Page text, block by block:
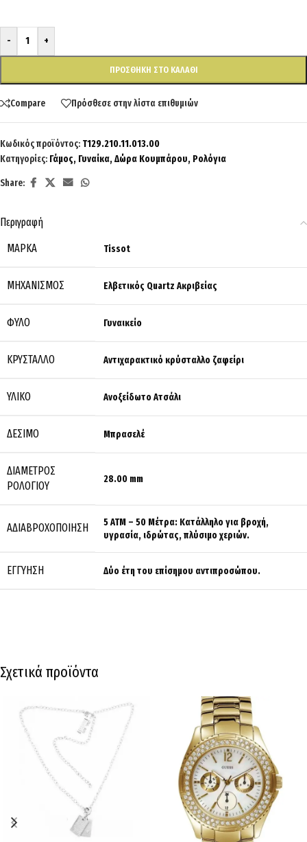
- +
ΠΡΟΣΘΉΚΗ ΣΤΟ ΚΑΛΆΘΙ
Compare Πρόσθεσε στην λίστα επιθυμιών
Κωδικός προϊόντος: T129.210.11.013.00
Κατηγορίες: Γάμος, Γυναίκα,Δώρα Κουμπάρου, Ρολόγια
Share:
Περιγραφή
ΜΆΡΚΑ
Tissot
ΜΗΧΑΝΙΣΜΌΣ Ελβετικός Quartz Ακριβείας
ΦΎΛΟ Γυναικείο
ΚΡΎΣΤΑΛΛΟ Αντιχαρακτικό κρύσταλλο ζαφείρι
ΥΛΙΚΌ Ανοξείδωτο Ατσάλι
ΔΈΣΙΜΟ Μπρασελέ
ΔΙΆΜΕΤΡΟΣ
ΡΟΛΟΓΙΟΎ
28.00 mm
ΑΔΙΑΒΡΟΧΟΠΟΊΗΣΗ
5 ATM – 50 Μέτρα: Κατάλληλο για βροχή,
υγρασία, ιδρώτας, πλύσιμο χεριών.
ΕΓΓΎΗΣΗ Δύο έτη του επίσημου αντιπροσώπου.
Σχετικά προϊόντα